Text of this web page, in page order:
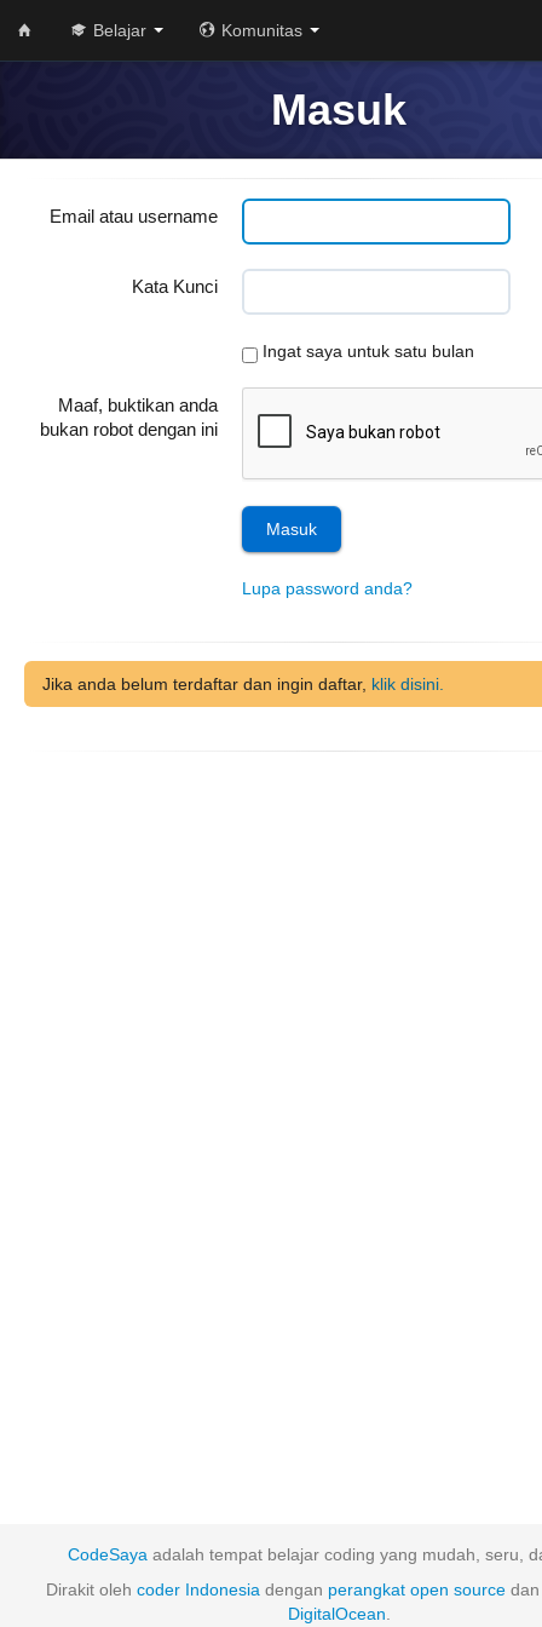
Belajar Komunitas
Masuk
Email atau username
Kata Kunci
Ingat saya untuk satu bulan
Maaf, buktikan anda
bukan robot dengan ini
Lupa password anda?
Jika anda belum terdaftar dan ingin daftar, klik disini.
CodeSaya adalah tempat belajar coding yang mudah, seru,
Dirakit oleh coder Indonesia dengan perangkat open source
DigitalOcean